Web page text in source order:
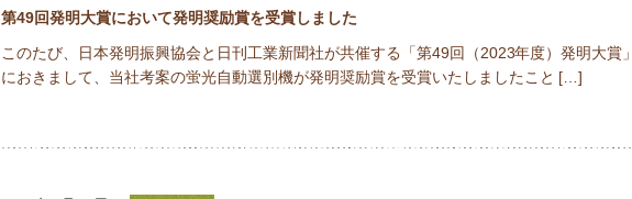
第49回発明大賞において発明奨励賞を受賞しました
このたび、日本発明振興協会と日刊工業新聞社が共催する「第49回（2023年度）発明大賞」
におきまして、当社考案の蛍光自動選別機が発明奨励賞を受賞いたしましたこと […]